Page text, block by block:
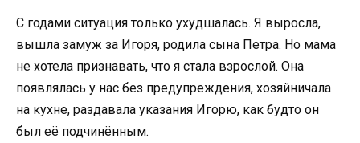
С годами ситуация только ухудшалась. Я выросла,
вышла замуж за Игоря, родила сына Петра. Но мама
не хотела признавать, что я стала взрослой. Она
появлялась у нас без предупреждения, хозяйничала
на кухне, раздавала указания Игорю, как будто он
был её подчинённым.